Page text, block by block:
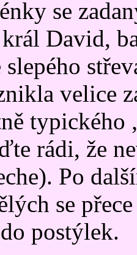
se
David,
slepého
velice
typického
rádi, že
Po
se
postýlek.